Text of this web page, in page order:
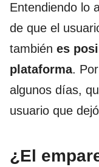
Entendiendo lo
de que el
también es
plataforma.
algunos días,
usuario que
¿El